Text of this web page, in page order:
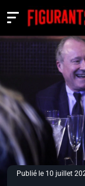
Actualités
Publié le 10 juillet